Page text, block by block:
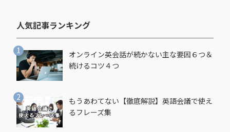
人気記事ランキング​
オンライン英会話が続かない主な要因６つ＆
続けるコツ４つ
もうあわてない【徹底解説】英語会議で使え
るフレーズ集